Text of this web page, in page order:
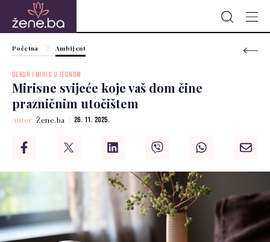
Početna Ambijent
DEKOR I MIRIS U JEDNOM
Mirisne svijeće koje vaš dom čine
prazničnim utočištem
Autor:Žene.ba 26. 11. 2025.